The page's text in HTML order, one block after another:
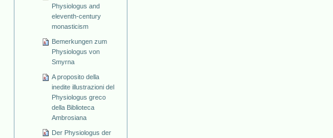
Physiologus and
eleventh-century
monasticism
Bemerkungen zum
Physiologus von
Smyrna
A proposito della
inedite illustrazioni del
Physiologus greco
della Biblioteca
Ambrosiana
Der Physiologus der